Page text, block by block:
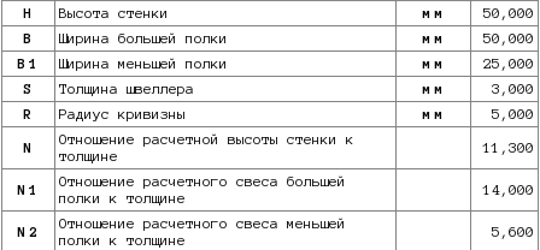
H
Высота стенки мм
50,000
B
Ширина большей полки мм
50,000
B1
Ширина меньшей полки мм
25,000
S
Толщина швеллера мм
3,000
R
Радиус кривизны мм 5,000
N
Отношение расчетной высоты стенки к
толщине
11,300
N1
Отношение расчетного свеса большей
полки к толщине
14,000
N2
Отношение расчетного свеса меньшей
полки к толщине
5,600